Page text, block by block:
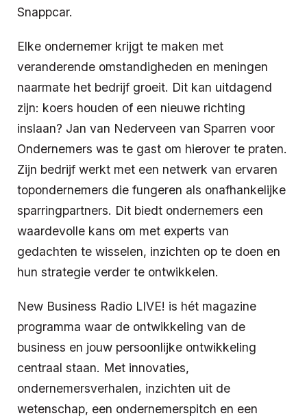
Snappcar.
Elke ondernemer krijgt te maken met
veranderende omstandigheden en meningen
naarmate het bedrijf groeit. Dit kan uitdagend
zijn: koers houden of een nieuwe richting
inslaan? Jan van Nederveen van Sparren voor
Ondernemers was te gast om hierover te praten.
Zijn bedrijf werkt met een netwerk van ervaren
topondernemers die fungeren als onafhankelijke
sparringpartners. Dit biedt ondernemers een
waardevolle kans om met experts van
gedachten te wisselen, inzichten op te doen en
hun strategie verder te ontwikkelen.
New Business Radio LIVE! is hét magazine
programma waar de ontwikkeling van de
business en jouw persoonlijke ontwikkeling
centraal staan. Met innovaties,
ondernemersverhalen, inzichten uit de
wetenschap, een ondernemerspitch en een